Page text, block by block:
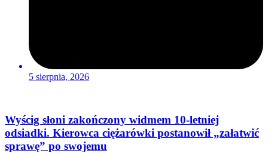
5 sierpnia, 2026
Wyścig słoni zakończony widmem 10-letniej
odsiadki. Kierowca ciężarówki postanowił „załatwić
sprawę” po swojemu